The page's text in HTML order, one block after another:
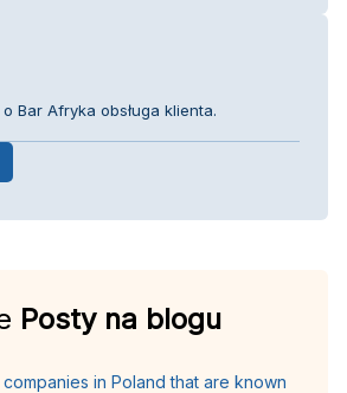
Bar Afryka obsługa klienta.
Posty na blogu
in Poland that are known